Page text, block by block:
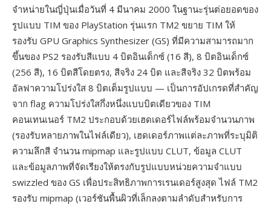
จำหน่ายในญี่ปุ่นเมื่อวันที่ 4 มีนาคม 2000 ในฐานะรุ่นต่อยอดของ
รูปแบบ TIM ของ PlayStation รุ่นแรก TM2 ขยาย TIM ให้
รองรับ GPU Graphics Synthesizer (GS) ที่มีความสามารถมาก
ขึ้นของ PS2 รองรับสีแบบ 4 บิตอินเด็กซ์ (16 สี), 8 บิตอินเด็กซ์
(256 สี), 16 บิตสีโดยตรง, สีจริง 24 บิต และสีจริง 32 บิตพร้อม
อัลฟาความโปร่งใส 8 บิตเต็มรูปแบบ — เป็นการอัปเกรดที่สำคัญ
จาก flag ความโปร่งใสกึ่งหนึ่งแบบบิตเดียวของ TIM
คอนเทนเนอร์ TM2 ประกอบด้วยเฮดเดอร์ไฟล์พร้อมจำนวนภาพ
(รองรับหลายภาพในไฟล์เดียว), เฮดเดอร์ภาพแต่ละภาพที่ระบุมิติ
ความลึกสี จำนวน mipmap และรูปแบบ CLUT, ข้อมูล CLUT
และข้อมูลภาพที่จัดเรียงให้ตรงกับรูปแบบหน่วยความจำแบบ
swizzled ของ GS เพื่อประสิทธิภาพการเรนเดอร์สูงสุด ไฟล์ TM2
รองรับ mipmap (เวอร์ชันพื้นผิวที่เล็กลงตามลำดับสำหรับการ